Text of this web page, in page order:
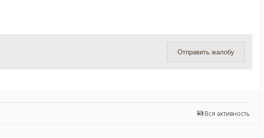
Отправить жалобу
Вся активность